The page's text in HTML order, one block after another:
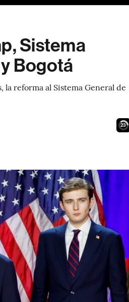
Sistema
Bogotá
la reforma al Sistema General de
21